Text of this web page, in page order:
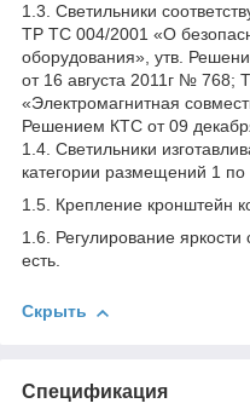
1.3. Светильники
ТР ТС 004/2001 «О
оборудования», утв.
от 16 августа 2011г № 768;
«Электромагнитная
Решением КТС от 09
1.4. Светильники
категории размещений 1
1.5. Крепление кронштейн
1.6. Регулирование
есть.
Скрыть
Спецификация